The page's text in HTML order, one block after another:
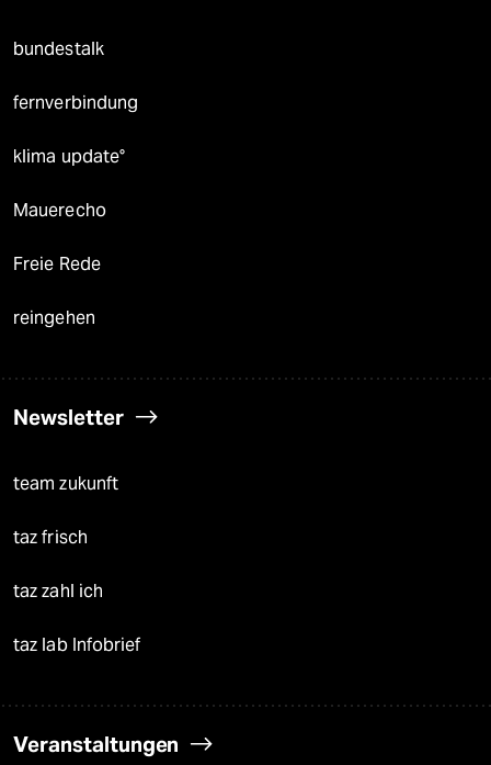
bundestalk
fernverbindung
klima update°
Mauerecho
Freie Rede
reingehen
Newsletter
team zukunft
taz frisch
taz zahl ich
taz lab Infobrief
Veranstaltungen